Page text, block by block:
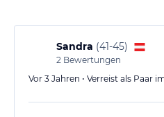
Sandra (41-45)
2 Bewertungen
Vor 3 Jahren • Verreist als Paar